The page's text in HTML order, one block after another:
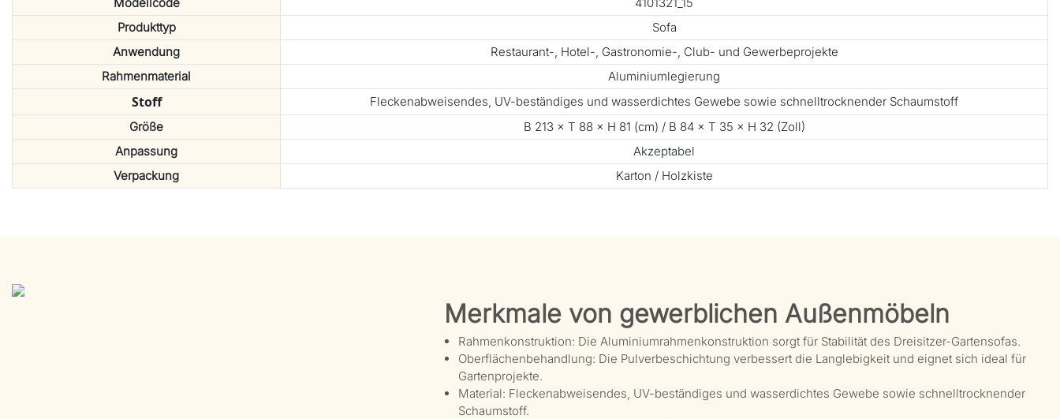
Modellcode
4101321_15
Produkttyp
Sofa
Anwendung
Restaurant-, Hotel-, Gastronomie-, Club- und Gewerbeprojekte
Rahmenmaterial
Aluminiumlegierung
Stoff
Fleckenabweisendes, UV-beständiges und wasserdichtes Gewebe sowie schnelltrocknender Schaumstoff
Größe
B 213 × T 88 × H 81 (cm) / B 84 × T 35 × H 32 (Zoll)
Anpassung
Akzeptabel
Verpackung
Karton / Holzkiste
Merkmale von gewerblichen Außenmöbeln
Rahmenkonstruktion: Die Aluminiumrahmenkonstruktion sorgt für Stabilität des Dreisitzer-Gartensofas.
Oberflächenbehandlung: Die Pulverbeschichtung verbessert die Langlebigkeit und eignet sich ideal für
Gartenprojekte.
Material: Fleckenabweisendes, UV-beständiges und wasserdichtes Gewebe sowie schnelltrocknender
Schaumstoff.